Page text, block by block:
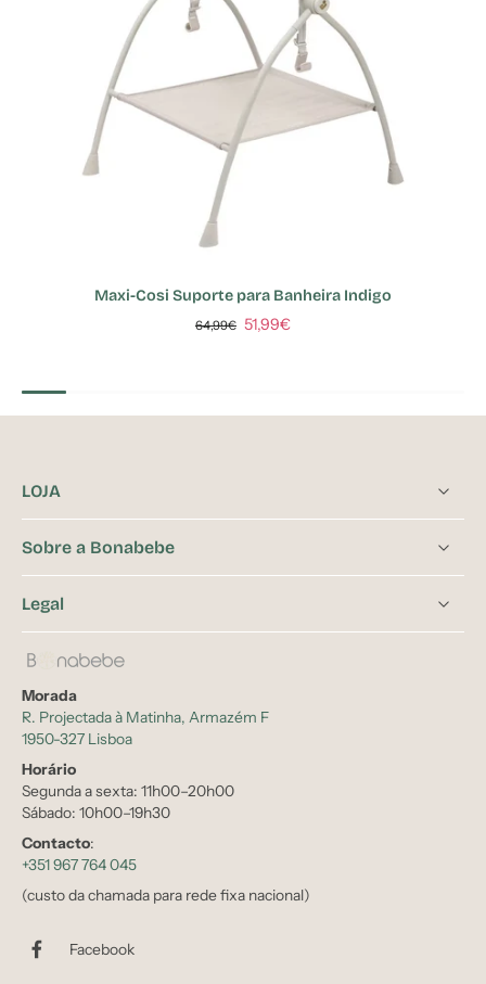
Maxi-Cosi Suporte para Banheira Indigo
64,99€ 51,99€
LOJA
Sobre a Bonabebe
Legal
Morada
R. Projectada à Matinha, Armazém F
1950-327 Lisboa
Horário
Segunda a sexta: 11h00–20h00
Sábado: 10h00–19h30
Contacto:
+351 967 764 045
(custo da chamada para rede fixa nacional)
Facebook